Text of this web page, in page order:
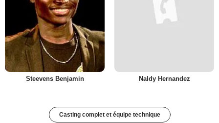
Steevens Benjamin Naldy Hernandez
Casting complet et équipe technique